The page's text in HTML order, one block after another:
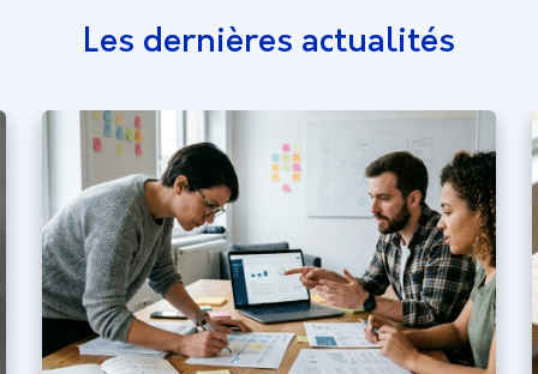
Les dernières actualités